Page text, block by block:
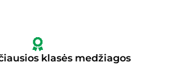
klasės medžiagos